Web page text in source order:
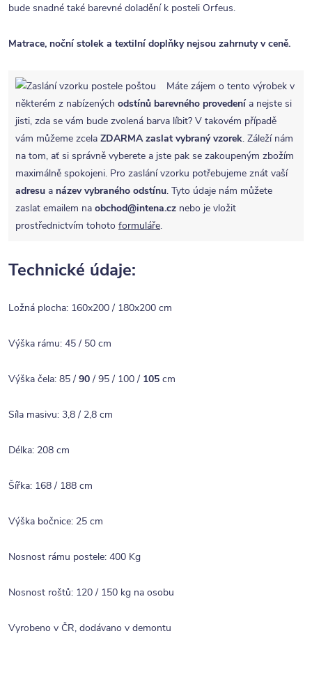
bude snadné také barevné doladění k posteli Orfeus.
Matrace, noční stolek a textilní doplňky nejsou zahrnuty v ceně.
Máte zájem o tento výrobek v
některém z nabízených odstínů barevného provedení a nejste si
jisti, zda se vám bude zvolená barva líbit? V takovém případě
vám můžeme zcela ZDARMA zaslat vybraný vzorek. Záleží nám
na tom, ať si správně vyberete a jste pak se zakoupeným zbožím
maximálně spokojeni. Pro zaslání vzorku potřebujeme znát vaší
adresu a název vybraného odstínu. Tyto údaje nám můžete
zaslat emailem na obchod@intena.cz nebo je vložit
prostřednictvím tohoto formuláře.
Technické údaje:
Ložná plocha: 160x200 / 180x200 cm
Výška rámu: 45 / 50 cm
Výška čela: 85 / 90/ 95 / 100 / 105 cm
Síla masivu: 3,8 / 2,8 cm
Délka: 208 cm
Šířka: 168 / 188 cm
Výška bočnice: 25 cm
Nosnost rámu postele: 400 Kg
Nosnost roštů: 120 / 150 kg na osobu
Vyrobeno v ČR, dodávano v demontu